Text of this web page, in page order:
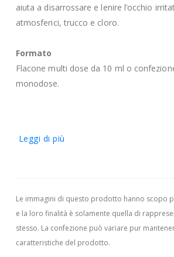
aiuta a disarrossare e lenire l’occhio
atmosferici, trucco e cloro.
Formato
Flacone multi dose da 10 ml o
monodose.
Leggi di più
Le immagini di questo prodotto hanno scopo
e la loro finalità è solamente quella di
stesso. La confezione può variare pur
caratteristiche del prodotto.